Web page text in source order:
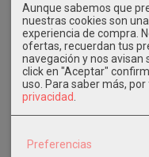
Costes de Envío
GRATIS *
Consultar
Tu Carrito (0)
El carrito de la compra
Aunque sabemos que
nuestras cookies son
experiencia de compra.
ofertas, recuerdan tus
navegación y nos avisan
click en "Aceptar"
uso. Para saber más,
privacidad
Preferencias